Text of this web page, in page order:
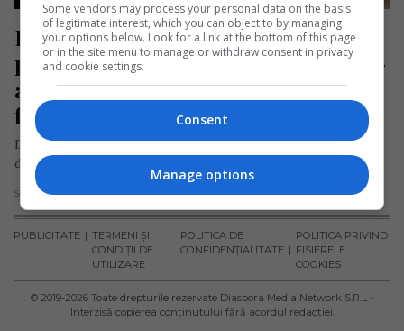
Doi români cuceresc Anglia cu
papanașii românești. „Britanicii ne-
au încurajat să continuăm ceea ce
facem”
Daniel Bob și Daniel Curelaru, doi români cu peste 30 de ani
de experiență în industria ospitalității, și-au îndeplinit visul…
Scris de Mihai Diaconu- marți, 25 februarie 2025
PUBLICITATE
TERMENI ȘI
CONDIȚII DE
UTILIZARE
POLITICA DE
CONFIDENȚIALITATE
POLITICA PRIVIND
FISIERELE
COOKIES
© 2019-2026 Toate drepturile rezervate Diaspora Media Network S.R.L -
Interzisă copierea conținutului fără acordul redacției.
Some vendors may process your personal data on the basis
of legitimate interest, which you can object to by managing
your options below. Look for a link at the bottom of this page
or in the site menu to manage or withdraw consent in privacy
and cookie settings.
Consent
Manage options